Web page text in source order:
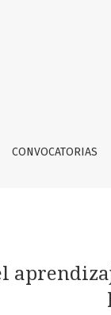
del inglés
CONVOCATORIAS